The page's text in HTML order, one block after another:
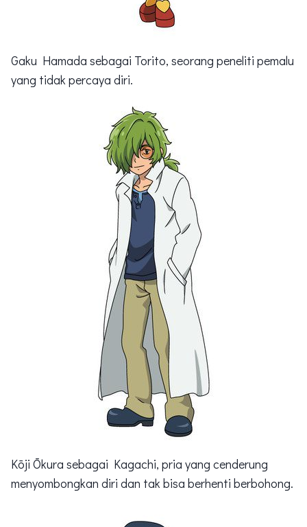
Gaku Hamada sebagai Torito, seorang peneliti pemalu
yang tidak percaya diri.
Kōji Ōkura sebagai Kagachi, pria yang cenderung
menyombongkan diri dan tak bisa berhenti berbohong.